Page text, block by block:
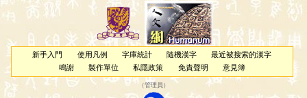
新手入門 使用凡例 字庫統計 隨機漢字
最近被搜索的漢字
鳴謝
製作單位 私隱政策 免責聲明 意見簿
（管理員 ）